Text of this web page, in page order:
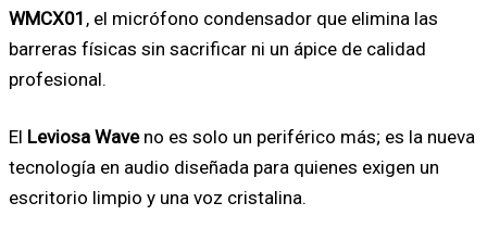
WMCX01 , el micrófono condensador que elimina las
barreras físicas sin sacrificar ni un ápice de calidad
profesional.
El Leviosa Waveno es solo un periférico más; es la nueva
tecnología en audio diseñada para quienes exigen un
escritorio limpio y una voz cristalina.